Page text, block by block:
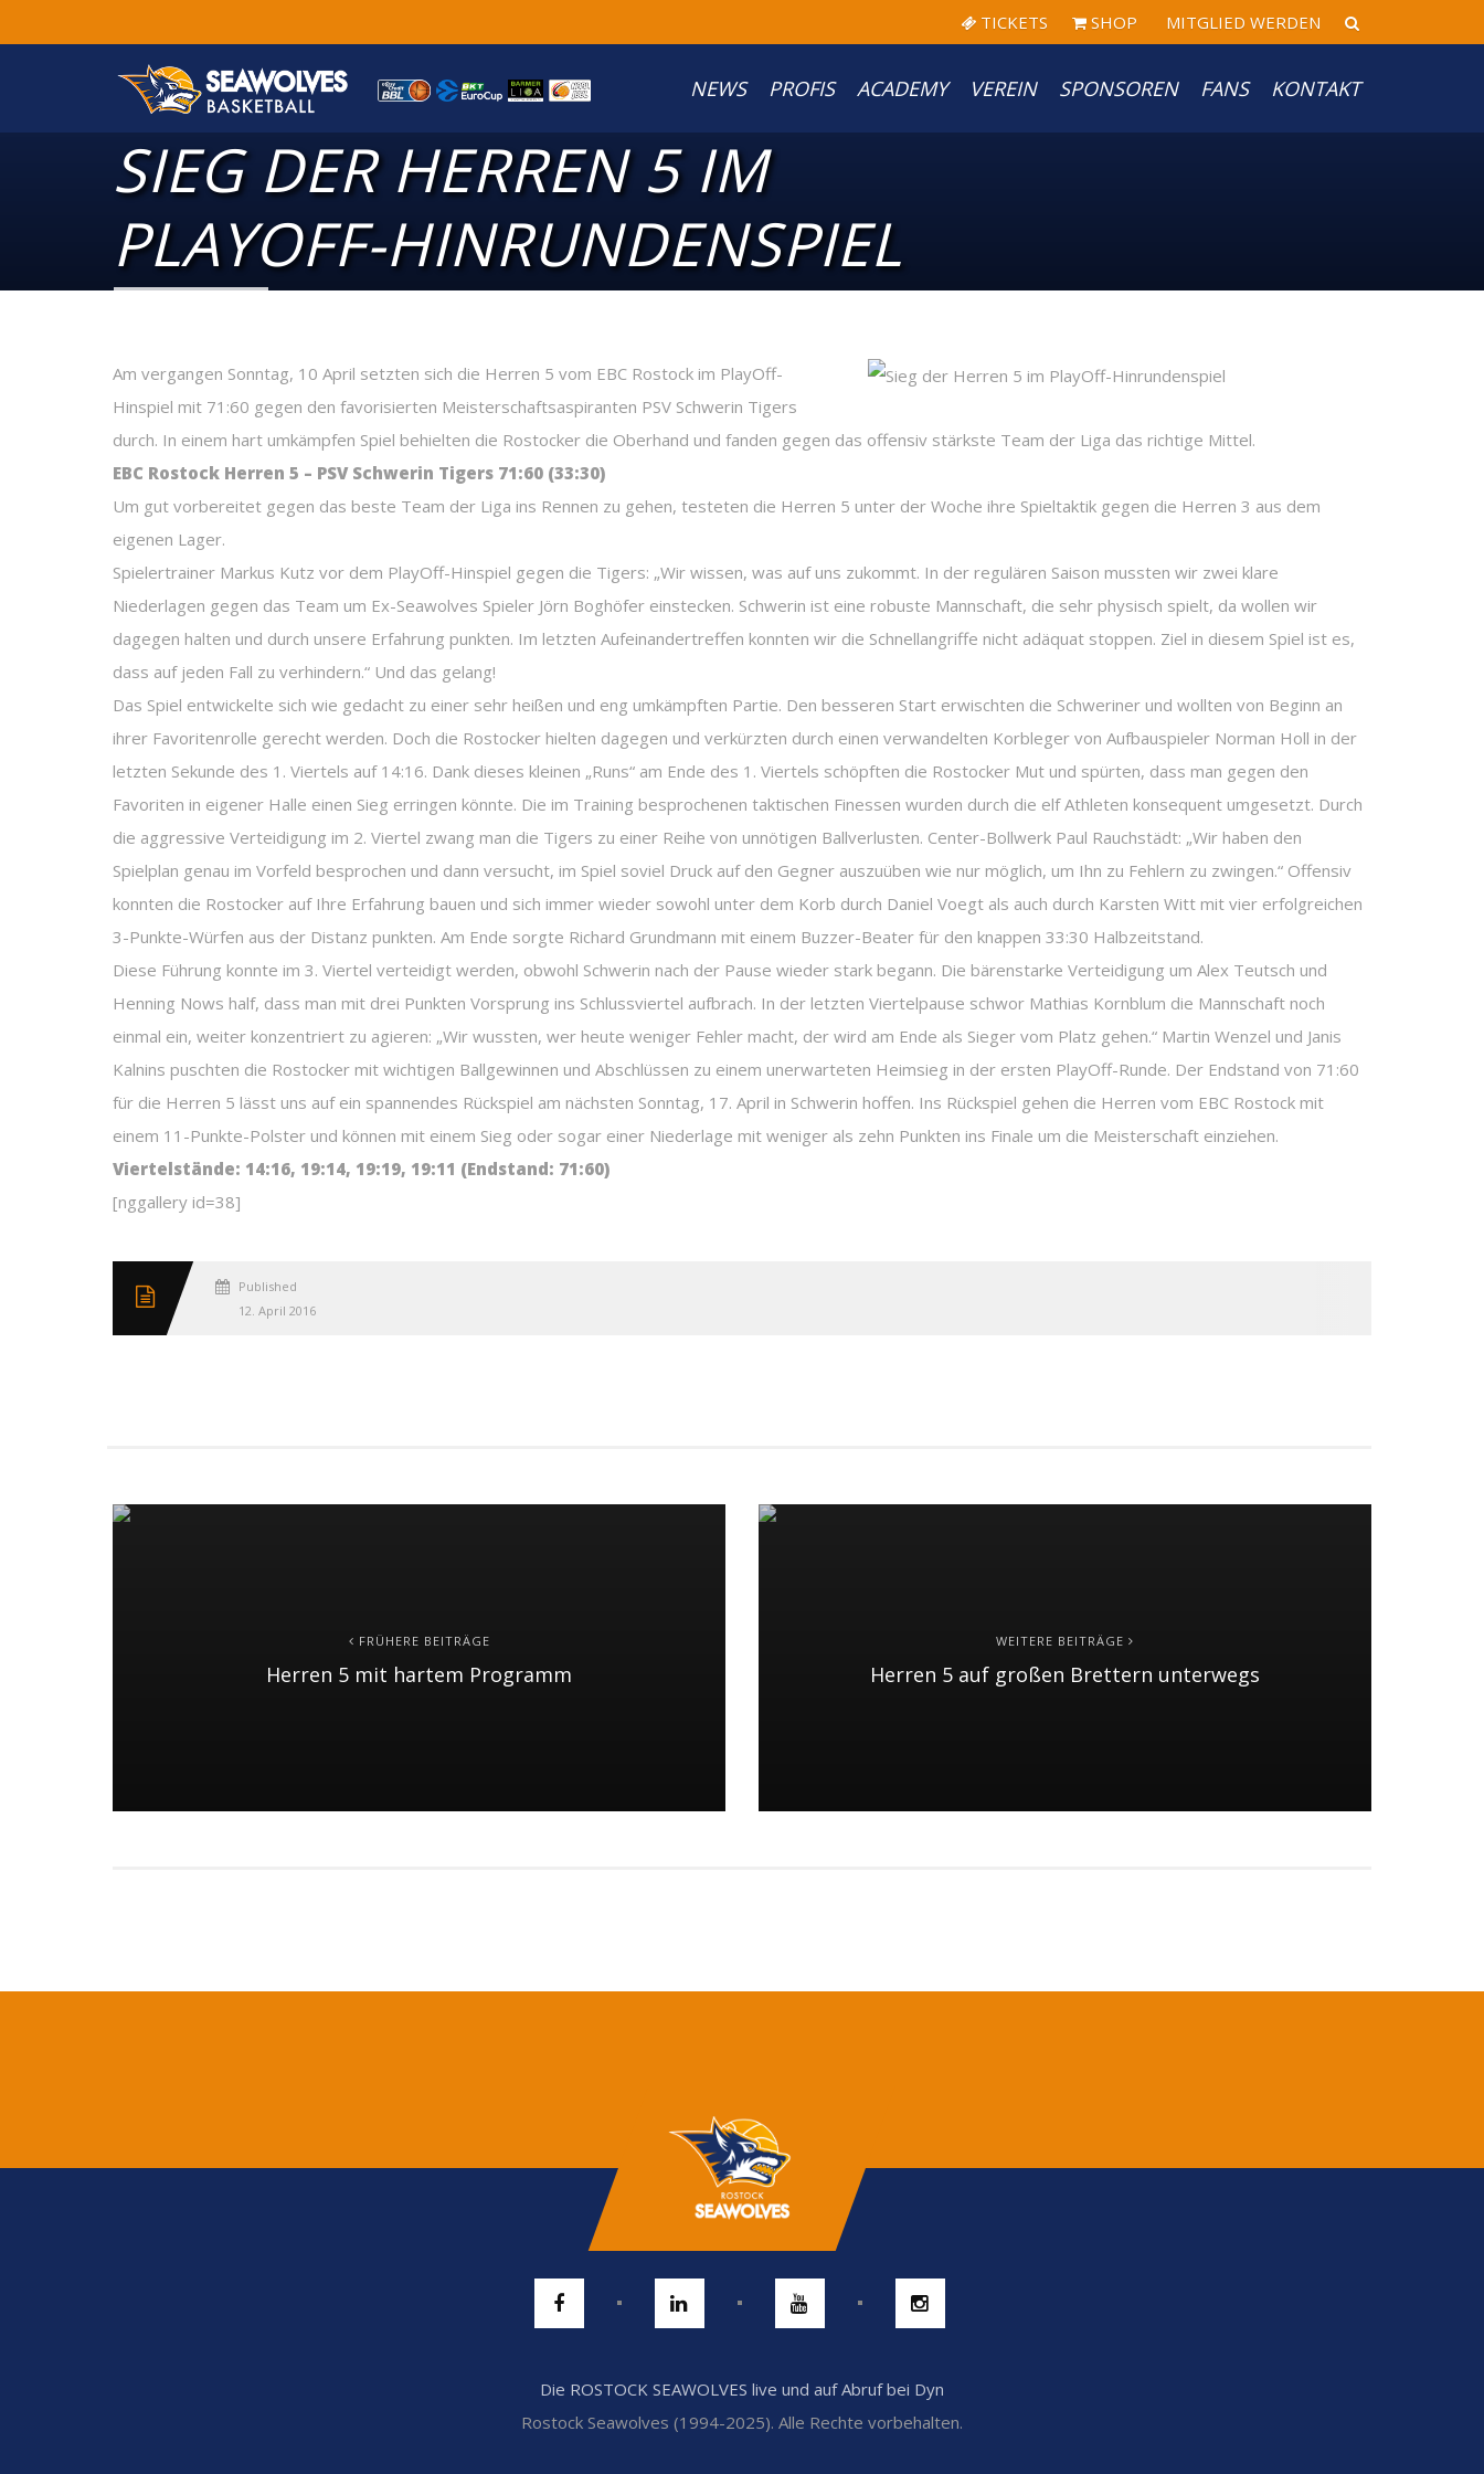
TICKETS SHOP MITGLIED WERDEN
NEWS PROFIS ACADEMY VEREIN SPONSOREN FANS KONTAKT
SIEG DER HERREN 5 IM
PLAYOFF-HINRUNDENSPIEL
Am vergangen Sonntag, 10 April setzten sich die Herren 5 vom EBC Rostock im PlayOff-
Hinspiel mit 71:60 gegen den favorisierten Meisterschaftsaspiranten PSV Schwerin Tigers
durch. In einem hart umkämpfen Spiel behielten die Rostocker die Oberhand und fanden gegen das offensiv stärkste Team der Liga das richtige Mittel.
EBC Rostock Herren 5 – PSV Schwerin Tigers 71:60 (33:30)
Um gut vorbereitet gegen das beste Team der Liga ins Rennen zu gehen, testeten die Herren 5 unter der Woche ihre Spieltaktik gegen die Herren 3 aus dem
eigenen Lager.
Spielertrainer Markus Kutz vor dem PlayOff-Hinspiel gegen die Tigers: „Wir wissen, was auf uns zukommt. In der regulären Saison mussten wir zwei klare
Niederlagen gegen das Team um Ex-Seawolves Spieler Jörn Boghöfer einstecken. Schwerin ist eine robuste Mannschaft, die sehr physisch spielt, da wollen wir
dagegen halten und durch unsere Erfahrung punkten. Im letzten Aufeinandertreffen konnten wir die Schnellangriffe nicht adäquat stoppen. Ziel in diesem Spiel ist es,
dass auf jeden Fall zu verhindern.“ Und das gelang!
Das Spiel entwickelte sich wie gedacht zu einer sehr heißen und eng umkämpften Partie. Den besseren Start erwischten die Schweriner und wollten von Beginn an
ihrer Favoritenrolle gerecht werden. Doch die Rostocker hielten dagegen und verkürzten durch einen verwandelten Korbleger von Aufbauspieler Norman Holl in der
letzten Sekunde des 1. Viertels auf 14:16. Dank dieses kleinen „Runs“ am Ende des 1. Viertels schöpften die Rostocker Mut und spürten, dass man gegen den
Favoriten in eigener Halle einen Sieg erringen könnte. Die im Training besprochenen taktischen Finessen wurden durch die elf Athleten konsequent umgesetzt. Durch
die aggressive Verteidigung im 2. Viertel zwang man die Tigers zu einer Reihe von unnötigen Ballverlusten. Center-Bollwerk Paul Rauchstädt: „Wir haben den
Spielplan genau im Vorfeld besprochen und dann versucht, im Spiel soviel Druck auf den Gegner auszuüben wie nur möglich, um Ihn zu Fehlern zu zwingen.“ Offensiv
konnten die Rostocker auf Ihre Erfahrung bauen und sich immer wieder sowohl unter dem Korb durch Daniel Voegt als auch durch Karsten Witt mit vier erfolgreichen
3-Punkte-Würfen aus der Distanz punkten. Am Ende sorgte Richard Grundmann mit einem Buzzer-Beater für den knappen 33:30 Halbzeitstand.
Diese Führung konnte im 3. Viertel verteidigt werden, obwohl Schwerin nach der Pause wieder stark begann. Die bärenstarke Verteidigung um Alex Teutsch und
Henning Nows half, dass man mit drei Punkten Vorsprung ins Schlussviertel aufbrach. In der letzten Viertelpause schwor Mathias Kornblum die Mannschaft noch
einmal ein, weiter konzentriert zu agieren: „Wir wussten, wer heute weniger Fehler macht, der wird am Ende als Sieger vom Platz gehen.“ Martin Wenzel und Janis
Kalnins puschten die Rostocker mit wichtigen Ballgewinnen und Abschlüssen zu einem unerwarteten Heimsieg in der ersten PlayOff-Runde. Der Endstand von 71:60
für die Herren 5 lässt uns auf ein spannendes Rückspiel am nächsten Sonntag, 17. April in Schwerin hoffen. Ins Rückspiel gehen die Herren vom EBC Rostock mit
einem 11-Punkte-Polster und können mit einem Sieg oder sogar einer Niederlage mit weniger als zehn Punkten ins Finale um die Meisterschaft einziehen.
Viertelstände: 14:16, 19:14, 19:19, 19:11 (Endstand: 71:60)
[nggallery id=38]
Published
12. April 2016
FRÜHERE BEITRÄGE
Herren 5 mit hartem Programm
WEITERE BEITRÄGE
Herren 5 auf großen Brettern unterwegs
Die ROSTOCK SEAWOLVES live und auf Abruf bei Dyn
Rostock Seawolves (1994-2025). Alle Rechte vorbehalten.